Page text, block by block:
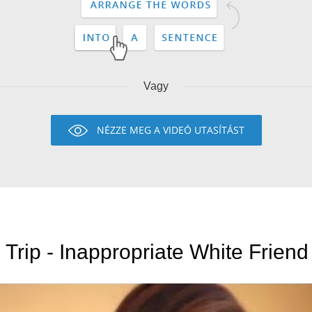
Vagy
NÉZZE MEG A VIDEÓ UTASÍTÁST
Trip - Inappropriate White